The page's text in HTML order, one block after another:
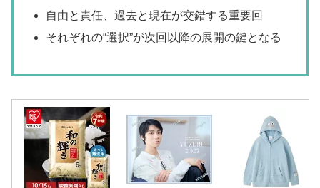
自由と責任、過去と現在が交錯する重要回
それぞれの“選択”が次回以降の展開の鍵となる